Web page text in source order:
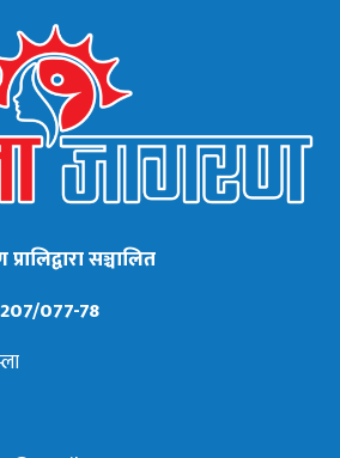
सञ्चालित
077-78